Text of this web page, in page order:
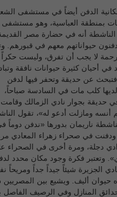
الدفن أيضاً في مستشفى
بمنطقة العباسية، وهو مستشفى
أنه في حضارة مصر
حيواناتهم معهم في قبورهم.
لا يجب أن تفرق، وليست حكراً
أحيان كثيرة حيوانات نافقة
فتبحث عن حديقة وتحفر فيها لدفن
كلب مات في السادسة صباحاً،
حديقة بجوار نادي الزمالك وقامت
أنسه ومازلت أدعو له»، تقول
ناريمان بدورها «ندفن دوماً
في صحراء زهراء المعادي
دجلة، ومرة أخرى في الصحراء
وتعتبر فكرة وجود مكان محدد
الجزيرة شيئاً جيداً جداً ومريحاً
أليف. ويشيع بين المصريين
المنازل وفي الرصيف الفاصل